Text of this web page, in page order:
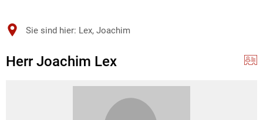
Sie sind hier: Lex, Joachim
Herr Joachim Lex